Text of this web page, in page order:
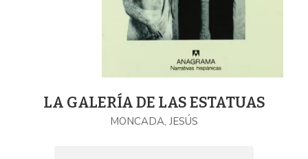
LA GALERÍA DE LAS ESTATUAS
MONCADA, JESÚS